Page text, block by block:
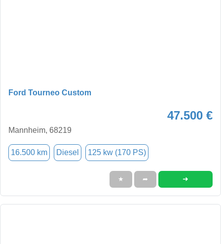
Ford Tourneo Custom
47.500 €
Mannheim, 68219
16.500 km Diesel 125 kw (170 PS)
★ ➦ ➜